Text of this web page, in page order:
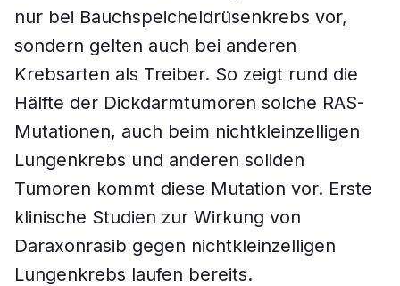
nur bei Bauchspeicheldrüsenkrebs vor,
sondern gelten auch bei anderen
Krebsarten als Treiber. So zeigt rund die
Hälfte der Dickdarmtumoren solche RAS-
Mutationen, auch beim nichtkleinzelligen
Lungenkrebs und anderen soliden
Tumoren kommt diese Mutation vor. Erste
klinische Studien zur Wirkung von
Daraxonrasib gegen nichtkleinzelligen
Lungenkrebs laufen bereits.